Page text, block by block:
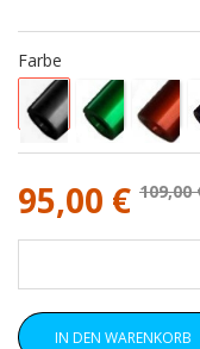
Farbe
95,00 € 109,00
IN DEN WARENKORB